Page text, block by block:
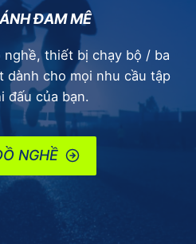
ĐAM MÊ
thiết bị chạy bộ / ba
dành cho mọi nhu cầu tập
đấu của bạn.
NGHỀ